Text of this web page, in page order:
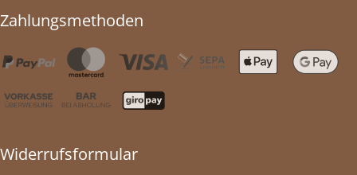
Zahlungsmethoden
Widerrufsformular